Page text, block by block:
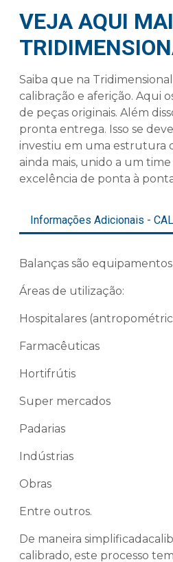
VEJA AQUI
Saiba que na
calibração e aferição. Aqui
de peças originais. Além
pronta entrega. Isso se
investiu em uma estrutura
ainda mais, unido a um
excelência de ponta à
Informações Adicionais -
Balanças são
Áreas de utilização:
Hospitalares
Farmacêuticas
Hortifrútis
Super mercados
Padarias
Indústrias
Obras
Entre outros.
De maneira
calibrado, este processo